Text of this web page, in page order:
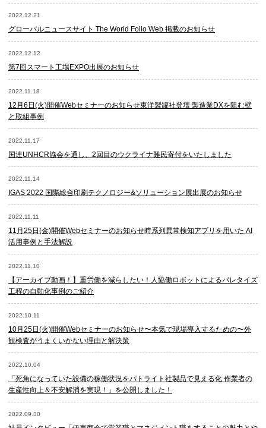
2022.12.21
グローバルニュースサイト The World Folio Web 掲載のお知らせ
2022.12.12
第7回スマート工場EXPO出展のお知らせ
2022.11.18
12月6日(火)開催Webセミナーのお知らせ東洋製罐社登壇 製造業DXを阻む壁
と取組事例
2022.11.17
国連UNHCR協会を通し、2回目のウクライナ難民寄付をいたしました
2022.11.14
IGAS 2022 国際総合印刷テクノロジー&ソリューション展出展のお知らせ
2022.11.11
11月25日(金)開催Webセミナーのお知らせ時系列異常検知アプリを用いた AI
活用事例と手法解説
2022.11.10
【アーカイブ動画！】重労働を減らしたい！​人協働ロボットによるパレタイズ
工程の自動化事例のご紹介
2022.10.11
10月25日(火)開催Webセミナーのお知らせ〜本気で現場導入するための〜外
観検査がうまくいかない理由と解決策
2022.10.04
「死角になっていた設備の稼働状況をパトライト社製品で見える化 作業者の
生産性向上＆不安解消を実現！」を公開しました！
2022.09.30